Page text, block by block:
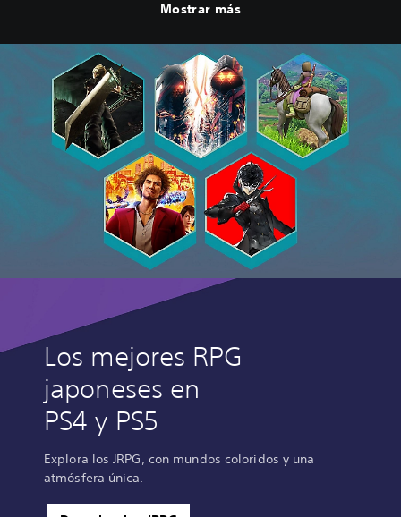
Mostrar más
Los mejores RPG
japoneses en
PS4 y PS5
Explora los JRPG, con mundos coloridos y una
atmósfera única.